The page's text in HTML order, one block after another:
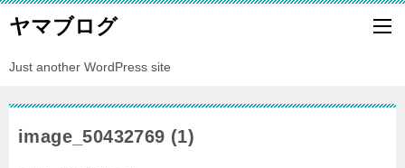
ヤマブログ
Just another WordPress site
image_50432769 (1)